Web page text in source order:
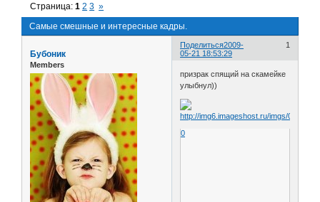
Самые смешные и интересные кадры.
Страница:1 2 3 »
Поделиться 1
2009-
05-21 18:53:29
Бубоник
Members
призрак спящий на скамейке
улыбнул))
0